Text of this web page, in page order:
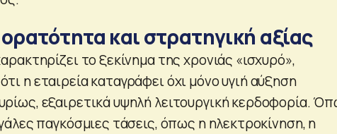
και στρατηγική αξίας
το ξεκίνημα της χρονιάς «ισχυρό»,
η εταιρεία καταγράφει όχι μόνο υγιή αύξηση
εξαιρετικά υψηλή λειτουργική κερδοφορία.
παγκόσμιες τάσεις, όπως η ηλεκτροκίνηση, η